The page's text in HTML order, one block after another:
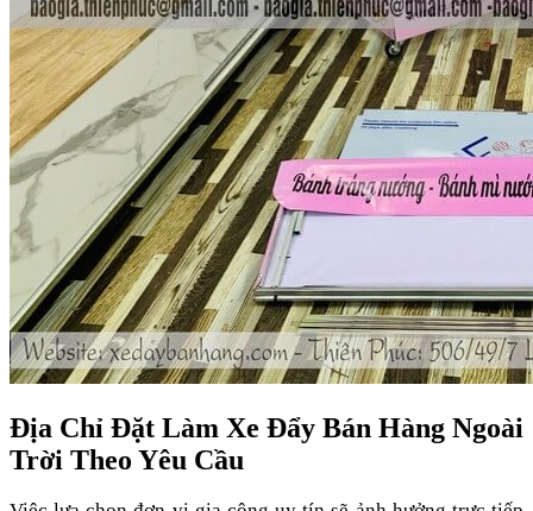
Địa Chỉ Đặt Làm Xe Đẩy Bán Hàng Ngoài
Trời Theo Yêu Cầu